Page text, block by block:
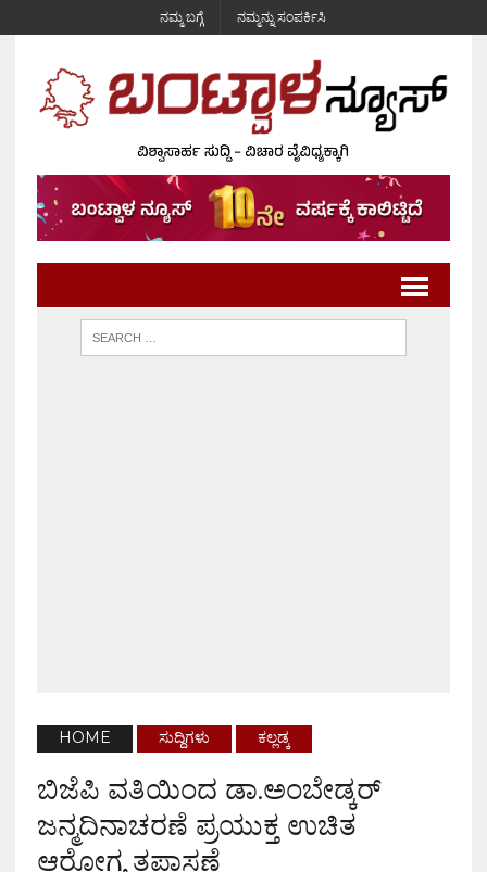
ನಮ್ಮ ಬಗ್ಗೆ ನಮ್ಮನ್ನು ಸಂಪರ್ಕಿಸಿ
HOME ಸುದ್ದಿಗಳು ಕಲ್ಲಡ್ಕ
ಬಿಜೆಪಿ ವತಿಯಿಂದ ಡಾ.ಅಂಬೇಡ್ಕರ್
ಜನ್ಮದಿನಾಚರಣೆ ಪ್ರಯುಕ್ತ ಉಚಿತ
ಆರೋಗ್ಯ ತಪಾಸಣೆ